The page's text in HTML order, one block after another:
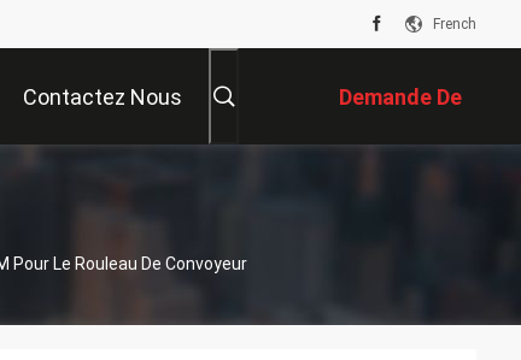
French
Contactez Nous Demande De
Soumission
Le Rouleau De Convoyeur